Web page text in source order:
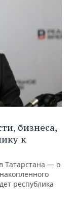
бизнеса,
к
Татарстана — о
республика